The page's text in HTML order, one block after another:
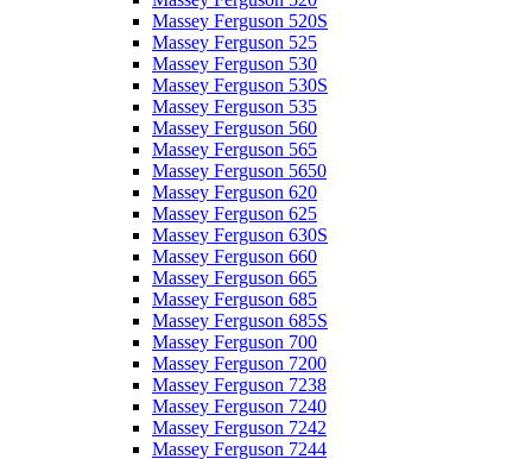
Massey Ferguson 520S
Massey Ferguson 525
Massey Ferguson 530
Massey Ferguson 530S
Massey Ferguson 535
Massey Ferguson 560
Massey Ferguson 565
Massey Ferguson 5650
Massey Ferguson 620
Massey Ferguson 625
Massey Ferguson 630S
Massey Ferguson 660
Massey Ferguson 665
Massey Ferguson 685
Massey Ferguson 685S
Massey Ferguson 700
Massey Ferguson 7200
Massey Ferguson 7238
Massey Ferguson 7240
Massey Ferguson 7242
Massey Ferguson 7244